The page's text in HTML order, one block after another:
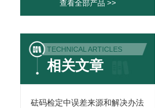
查看全部产品 >>
TECHNICAL ARTICLES
相关文章
砝码检定中误差来源和解决办法